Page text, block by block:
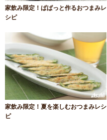
家飲み限定！ぱぱっと作るおつまみレ
シピ
家飲み限定！夏を楽しむおつまみレシ
ピ